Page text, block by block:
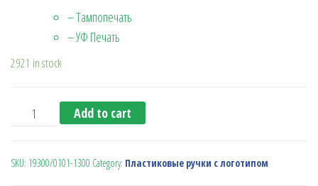
– Тампопечать
– УФ Печать
2921 in stock
Шариковая ручка Basic new (Ritter Pen), бело-синяя
Add to cart
SKU: 19300/0101-1300 Category: Пластиковые ручки с логотипом